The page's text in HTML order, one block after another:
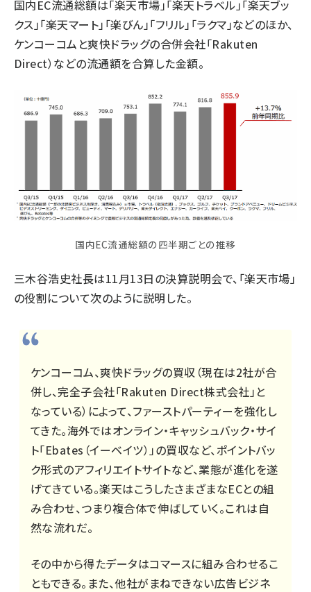
国内EC流通総額は「楽天市場」「楽天トラベル」「楽天ブッ
クス」「楽天マート」「楽びん」「フリル」「ラクマ」などのほか、
ケンコーコムと爽快ドラッグの合併会社「Rakuten
Direct）などの流通額を合算した金額。
国内EC流通総額の四半期ごとの推移
三木谷浩史社長は11月13日の決算説明会で、「楽天市場」
の役割について次のように説明した。
ケンコーコム、爽快ドラッグの買収（現在は2社が合
併し、完全子会社「Rakuten Direct株式会社」と
なっている）によって、ファーストパーティーを強化し
てきた。海外ではオンライン・キャッシュバック・サイ
ト「Ebates（イーベイツ）」の買収など、ポイントバッ
ク形式のアフィリエイトサイトなど、業態が進化を遂
げてきている。楽天はこうしたさまざまなECとの組
み合わせ、つまり複合体で伸ばしていく。これは自
然な流れだ。
その中から得たデータはコマースに組み合わせるこ
ともできる。また、他社がまねできない広告ビジネ